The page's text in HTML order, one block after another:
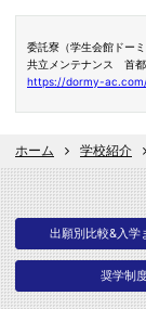
委託寮（学生会館ドー
共立メンテナンス 首
https://dormy-
ホーム 学校紹介
出願別比較&入学
奨学制